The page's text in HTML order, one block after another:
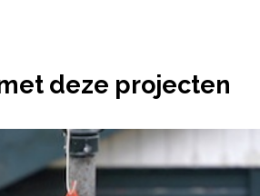
deze projecten